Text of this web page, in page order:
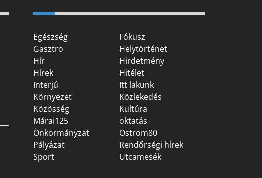
Egészség
Fókusz
Gasztro
Helytörténet
Hír
Hirdetmény
Hírek
Hitélet
Interjú
Itt lakunk
Környezet
Közlekedés
Közösség
Kultúra
Márai125
oktatás
Önkormányzat
Ostrom80
Pályázat
Rendőrségi hírek
Sport
Utcamesék